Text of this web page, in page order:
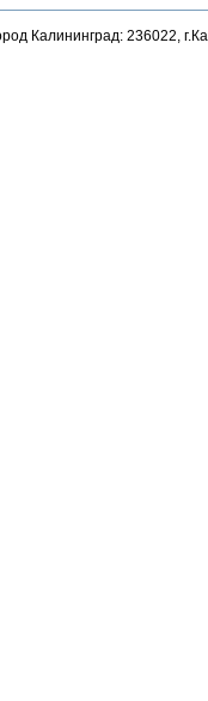
Калининград: 236022,